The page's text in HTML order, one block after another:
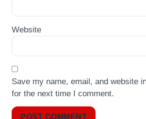
Website
Save my name, email, and website
for the next time I comment.